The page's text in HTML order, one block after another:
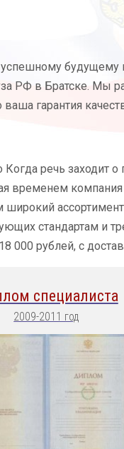
будущему
РФ в Братске. Мы
ваша гарантия
Когда речь заходит
временем
широкий
стандартам и
000 рублей, с
специалиста
2009-2011 год